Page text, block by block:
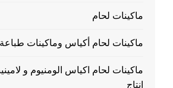
ماكينات لحام
ماكينات لحام أكياس وماكينات طباعة
ماكينات لحام اكياس الومنيوم و
انتاج